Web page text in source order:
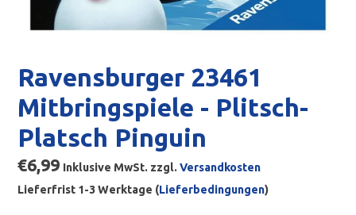
Ravensburger 23461
Mitbringspiele - Plitsch-
Platsch Pinguin
Normaler
Preis
€6,99 Inklusive MwSt. zzgl.Versandkosten
Lieferfrist 1-3 Werktage (Lieferbedingungen)